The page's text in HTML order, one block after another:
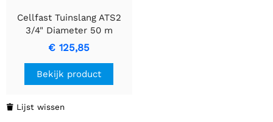
Cellfast Tuinslang ATS2
3/4" Diameter 50 m
Lengte
€ 125,85
Bekijk product
 Lijst wissen